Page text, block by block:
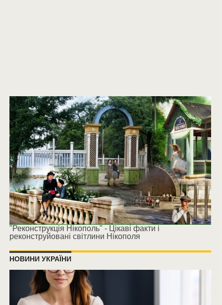
"Реконструкція Нікополь" - Цікаві факти і
реконструйовані світлини Нікополя
НОВИНИ УКРАЇНИ